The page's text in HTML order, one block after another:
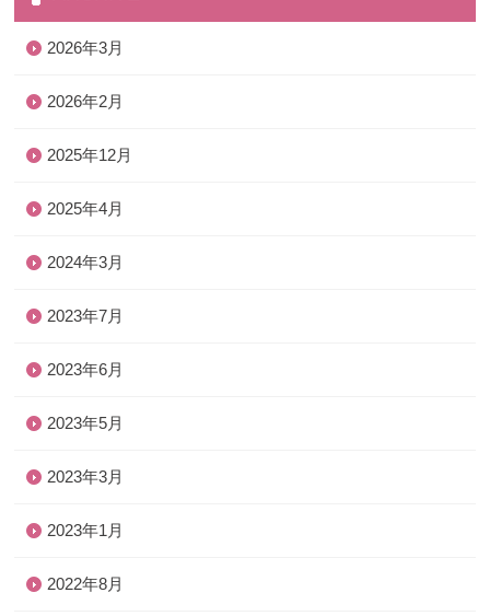
2026年3月
2026年2月
2025年12月
2025年4月
2024年3月
2023年7月
2023年6月
2023年5月
2023年3月
2023年1月
2022年8月